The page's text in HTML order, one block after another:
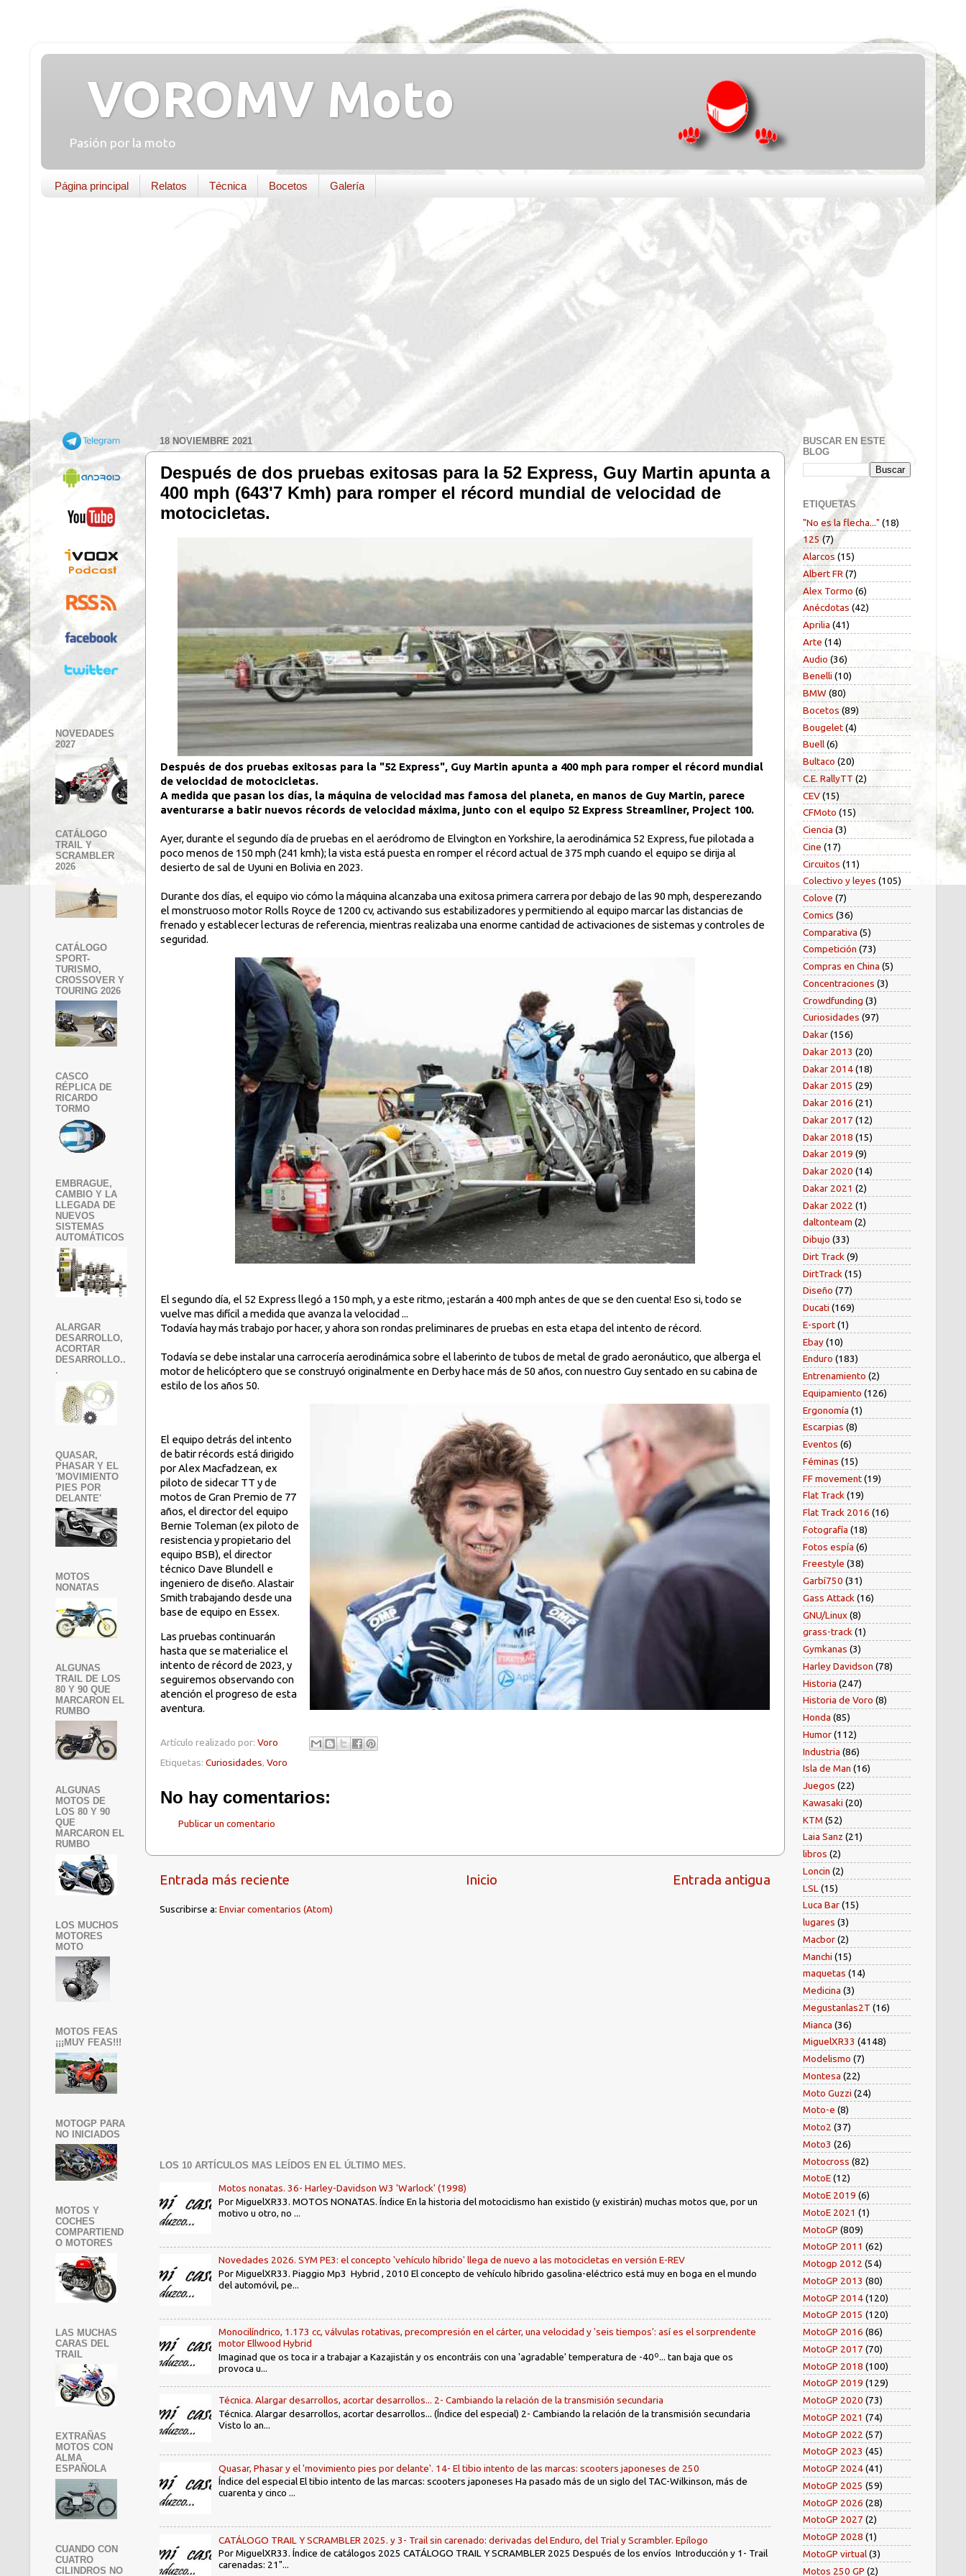
VOROMV Moto
Pasión por la moto
Página principal Relatos Técnica Bocetos Galería
18 NOVIEMBRE 2021
Después de dos pruebas exitosas para la 52 Express, Guy Martin apunta a
400 mph (643'7 Kmh) para romper el récord mundial de velocidad de
motocicletas.
Después de dos pruebas exitosas para la "52 Express", Guy Martin apunta a 400 mph para romper el récord mundial
de velocidad de motocicletas.
A medida que pasan los días, la máquina de velocidad mas famosa del planeta, en manos de Guy Martin, parece
aventurarse a batir nuevos récords de velocidad máxima, junto con el equipo 52 Express Streamliner, Project 100.
Ayer, durante el segundo día de pruebas en el aeródromo de Elvington en Yorkshire, la aerodinámica 52 Express, fue pilotada a
poco menos de 150 mph (241 kmh); la vista está puesta en romper el récord actual de 375 mph cuando el equipo se dirija al
desierto de sal de Uyuni en Bolivia en 2023.
Durante dos días, el equipo vio cómo la máquina alcanzaba una exitosa primera carrera por debajo de las 90 mph, desperezando
el monstruoso motor Rolls Royce de 1200 cv, activando sus estabilizadores y permitiendo al equipo marcar las distancias de
frenado y establecer lecturas de referencia, mientras realizaba una enorme cantidad de activaciones de sistemas y controles de
seguridad.
El segundo día, el 52 Express llegó a 150 mph, y a este ritmo, ¡estarán a 400 mph antes de que se den cuenta! Eso si, todo se
vuelve mas difícil a medida que avanza la velocidad ...
Todavía hay más trabajo por hacer, y ahora son rondas preliminares de pruebas en esta etapa del intento de récord.
Todavía se debe instalar una carrocería aerodinámica sobre el laberinto de tubos de metal de grado aeronáutico, que alberga el
motor de helicóptero que se construyó originalmente en Derby hace más de 50 años, con nuestro Guy sentado en su cabina de
estilo de los años 50.
El equipo detrás del intento
de batir récords está dirigido
por Alex Macfadzean, ex
piloto de sidecar TT y de
motos de Gran Premio de 77
años, el director del equipo
Bernie Toleman (ex piloto de
resistencia y propietario del
equipo BSB), el director
técnico Dave Blundell e
ingeniero de diseño. Alastair
Smith trabajando desde una
base de equipo en Essex.
Las pruebas continuarán
hasta que se materialice el
intento de récord de 2023, y
seguiremos observando con
atención el progreso de esta
aventura.
Artículo realizado por: Voro
Etiquetas: Curiosidades, Voro
No hay comentarios:
Publicar un comentario
Entrada más reciente Entrada antigua
Inicio
Suscribirse a: Enviar comentarios (Atom)
LOS 10 ARTÍCULOS MAS LEÍDOS EN EL ÚLTIMO MES.
Motos nonatas. 36- Harley-Davidson W3 'Warlock' (1998)
Por MiguelXR33. MOTOS NONATAS. Índice En la historia del motociclismo han existido (y existirán) muchas motos que, por un
motivo u otro, no ...
Novedades 2026. SYM PE3: el concepto 'vehículo híbrido' llega de nuevo a las motocicletas en versión E-REV
Por MiguelXR33. Piaggio Mp3 Hybrid , 2010 El concepto de vehículo híbrido gasolina-eléctrico está muy en boga en el mundo
del automóvil, pe...
Monocilíndrico, 1.173 cc, válvulas rotativas, precompresión en el cárter, una velocidad y 'seis tiempos': así es el sorprendente
motor Ellwood Hybrid
Imaginad que os toca ir a trabajar a Kazajistán y os encontráis con una 'agradable' temperatura de -40º... tan baja que os
provoca u...
Técnica. Alargar desarrollos, acortar desarrollos... 2- Cambiando la relación de la transmisión secundaria
Técnica. Alargar desarrollos, acortar desarrollos... (Índice del especial) 2- Cambiando la relación de la transmisión secundaria
Visto lo an...
Quasar, Phasar y el 'movimiento pies por delante'. 14- El tibio intento de las marcas: scooters japoneses de 250
Índice del especial El tibio intento de las marcas: scooters japoneses Ha pasado más de un siglo del TAC-Wilkinson, más de
cuarenta y cinco ...
CATÁLOGO TRAIL Y SCRAMBLER 2025. y 3- Trail sin carenado: derivadas del Enduro, del Trial y Scrambler. Epílogo
Por MiguelXR33. Índice de catálogos 2025 CATÁLOGO TRAIL Y SCRAMBLER 2025 Después de los envíos Introducción y 1- Trail
carenadas: 21"...
NOVEDADES
2027
CATÁLOGO
TRAIL Y
SCRAMBLER
2026
CATÁLOGO
SPORT-
TURISMO,
CROSSOVER Y
TOURING 2026
CASCO
RÉPLICA DE
RICARDO
TORMO
EMBRAGUE,
CAMBIO Y LA
LLEGADA DE
NUEVOS
SISTEMAS
AUTOMÁTICOS
ALARGAR
DESARROLLO,
ACORTAR
DESARROLLO..
.
QUASAR,
PHASAR Y EL
'MOVIMIENTO
PIES POR
DELANTE'
MOTOS
NONATAS
ALGUNAS
TRAIL DE LOS
80 Y 90 QUE
MARCARON EL
RUMBO
ALGUNAS
MOTOS DE
LOS 80 Y 90
QUE
MARCARON EL
RUMBO
LOS MUCHOS
MOTORES
MOTO
MOTOS FEAS
¡¡¡MUY FEAS!!!
MOTOGP PARA
NO INICIADOS
MOTOS Y
COCHES
COMPARTIEND
O MOTORES
LAS MUCHAS
CARAS DEL
TRAIL
EXTRAÑAS
MOTOS CON
ALMA
ESPAÑOLA
CUANDO CON
CUATRO
CILINDROS NO
BUSCAR EN ESTE
BLOG
ETIQUETAS
"No es la flecha..." (18)
125 (7)
Alarcos (15)
Albert FR (7)
Alex Tormo (6)
Anécdotas (42)
Aprilia (41)
Arte (14)
Audio (36)
Benelli (10)
BMW (80)
Bocetos (89)
Bougelet(4)
Buell(6)
Bultaco (20)
C.E. RallyTT (2)
CEV(15)
CFMoto (15)
Ciencia (3)
Cine (17)
Circuitos (11)
Colectivo y leyes (105)
Colove (7)
Comics (36)
Comparativa (5)
Competición (73)
Compras en China (5)
Concentraciones (3)
Crowdfunding (3)
Curiosidades (97)
Dakar(156)
Dakar 2013 (20)
Dakar 2014(18)
Dakar 2015 (29)
Dakar 2016 (21)
Dakar 2017 (12)
Dakar 2018 (15)
Dakar 2019 (9)
Dakar 2020 (14)
Dakar 2021 (2)
Dakar 2022 (1)
daltonteam (2)
Dibujo (33)
Dirt Track (9)
DirtTrack (15)
Diseño (77)
Ducati (169)
E-sport(1)
Ebay(10)
Enduro (183)
Entrenamiento (2)
Equipamiento (126)
Ergonomía (1)
Escarpias (8)
Eventos (6)
Féminas (15)
FF movement(19)
Flat Track(19)
Flat Track 2016 (16)
Fotografía (18)
Fotos espía (6)
Freestyle (38)
Garbí750 (31)
Gass Attack (16)
GNU/Linux(8)
grass-track(1)
Gymkanas (3)
Harley Davidson (78)
Historia (247)
Historia de Voro (8)
Honda (85)
Humor(112)
Industria (86)
Isla de Man (16)
Juegos (22)
Kawasaki (20)
KTM (52)
Laia Sanz (21)
libros (2)
Loncin (2)
LSL (15)
Luca Bar(15)
lugares (3)
Macbor(2)
Manchi (15)
maquetas (14)
Medicina (3)
Megustanlas2T (16)
Mianca (36)
MiguelXR33 (4148)
Modelismo (7)
Montesa (22)
Moto Guzzi (24)
Moto-e (8)
Moto2 (37)
Moto3 (26)
Motocross (82)
MotoE(12)
MotoE 2019 (6)
MotoE 2021 (1)
MotoGP (809)
MotoGP 2011 (62)
Motogp 2012 (54)
MotoGP 2013 (80)
MotoGP 2014(120)
MotoGP 2015 (120)
MotoGP 2016 (86)
MotoGP 2017 (70)
MotoGP 2018 (100)
MotoGP 2019 (129)
MotoGP 2020 (73)
MotoGP 2021 (74)
MotoGP 2022 (57)
MotoGP 2023 (45)
MotoGP 2024(41)
MotoGP 2025 (59)
MotoGP 2026 (28)
MotoGP 2027 (2)
MotoGP 2028 (1)
MotoGP virtual(3)
Motos 250 GP (2)